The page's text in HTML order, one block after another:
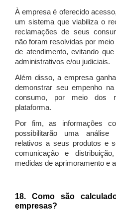
À empresa é oferecido
um sistema que viabiliza o
reclamações de seus
não foram resolvidas por
de atendimento, evitando
administrativos e/ou judiciais.
Além disso, a empresa
demonstrar seu empenho
consumo, por meio dos
plataforma.
Por fim, as informações
possibilitarão uma análise
relativos a seus produtos e
comunicação e
medidas de aprimoramento e
18. Como são
empresas?